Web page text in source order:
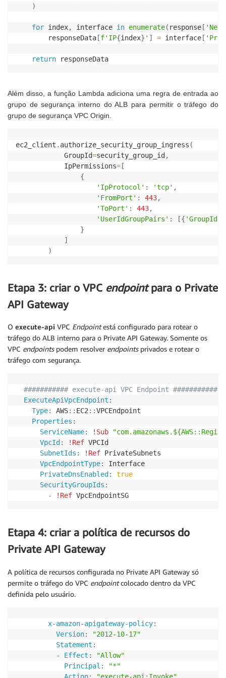
)
for index, interface in enumerate( response [
        responseData
[f'IP{index} ' ] = interface [
return
Além disso, a função Lambda adiciona uma regra de entrada ao
grupo de segurança interno do ALB para permitir o tráfego do
grupo de segurança VPC Origin.
ec2_client . authorize_security_group_ingress (
            GroupId
=security_group_id ,
            IpPermissions
= [
{
'IpProtocol' : 'tcp' ,
'FromPort' : 443,
'ToPort' : 443,
'UserIdGroupPairs' : [{ 'GroupId'
}
]
)
Etapa 3: criar o VPC endpointpara o Private
API Gateway
O execute-api VPC Endpointestá configurado para rotear o
tráfego do ALB interno para o Private API Gateway. Somente os
VPC endpointspodem resolver endpointsprivados e rotear o
tráfego com segurança.
########### execute-api VPC Endpoint ###########
ExecuteApiVpcEndpoint :
Type: AWS: : EC2 : :VPCEndpoint
Properties :
ServiceName: !Sub
VpcId : !Ref VPCId
SubnetIds : !Ref PrivateSubnets
VpcEndpointType:
Interface
PrivateDnsEnabled :
true
SecurityGroupIds :
-
!Ref VpcEndpointSG
Etapa 4: criar a política de recursos do
Private API Gateway
A política de recursos configurada no Private API Gateway só
permite o tráfego do VPC endpointcolocado dentro da VPC
definida pelo usuário.
x-amazon-apigateway-policy:
Version:
"2012-10-17"
Statement :
-
Effect :
"Allow"
Principal :
"*"
Action: "execute-api:Invoke"